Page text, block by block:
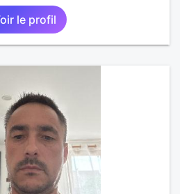
le profil